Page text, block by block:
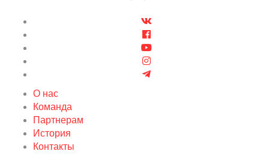
О нас
Команда
Партнерам
История
Контакты